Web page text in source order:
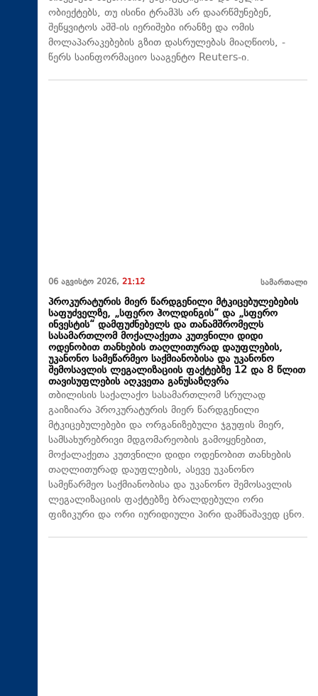
ობიექტებს, თუ ისინი ტრამპს არ დაარწმუნებენ,
შეწყვიტოს აშშ-ის იერიშები ირანზე და ომის
მოლაპარაკებების გზით დასრულებას მიაღწიოს, -
წერს საინფორმაციო სააგენტო Reuters-ი.
06 აგვისტო 2026, 21:12 სამართალი
პროკურატურის მიერ წარდგენილი მტკიცებულებების
საფუძველზე, „სფერო ჰოლდინგის“ და „სფერო
ინვესტის“ დამფუძნებელს და თანამშრომელს
სასამართლომ მოქალაქეთა კუთვნილი დიდი
ოდენობით თანხების თაღლითურად დაუფლების,
უკანონო სამეწარმეო საქმიანობისა და უკანონო
შემოსავლის ლეგალიზაციის ფაქტებზე 12 და 8 წლით
თავისუფლების აღკვეთა განუსაზღვრა
თბილისის საქალაქო სასამართლომ სრულად
გაიზიარა პროკურატურის მიერ წარდგენილი
მტკიცებულებები და ორგანიზებული ჯგუფის მიერ,
სამსახურებრივი მდგომარეობის გამოყენებით,
მოქალაქეთა კუთვნილი დიდი ოდენობით თანხების
თაღლითურად დაუფლების, ასევე უკანონო
სამეწარმეო საქმიანობისა და უკანონო შემოსავლის
ლეგალიზაციის ფაქტებზე ბრალდებული ორი
ფიზიკური და ორი იურიდიული პირი დამნაშავედ ცნო.